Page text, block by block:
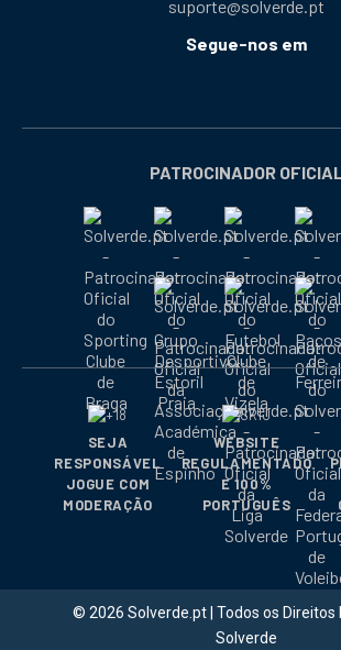
suporte@solverde.pt
Segue-nos em
abre
nova
janela
abre
nova
janela
abre
nova
janela
abre
nova
janela
abre
nova
janela
nova
PATROCINADOR
SEJA
RESPONSÁVEL
JOGUE COM
MODERAÇÃO
WEBSITE
REGULAMENTADO
E 100%
PORTUGUÊS
© 2026 Solverde.pt | Todos os Direitos
Solverde